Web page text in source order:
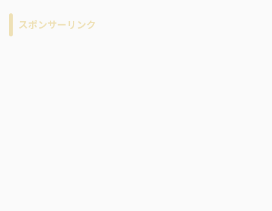
ブ
スポンサーリンク